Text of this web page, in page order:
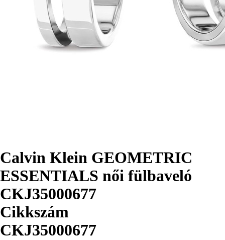
Calvin Klein GEOMETRIC
ESSENTIALS női fülbaveló
CKJ35000677
Cikkszám
CKJ35000677